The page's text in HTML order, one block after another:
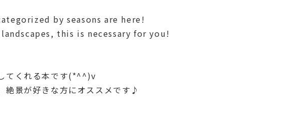
by seasons are here!
this is necessary for you!
てくれる本です(*^^)v
絶景が好きな方にオススメです♪